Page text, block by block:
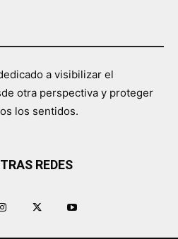
a visibilizar el
otra perspectiva y proteger
los sentidos.
REDES